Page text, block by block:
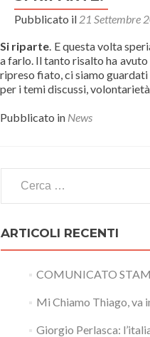
Pubblicato il 21 Settembre
Si riparte. E questa volta
a farlo. Il tanto risalto ha
ripreso fiato, ci siamo
per i temi discussi,
Pubblicato in News
ARTICOLI RECENTI
COMUNICATO
Mi Chiamo Thiago, va
Giorgio Perlasca: